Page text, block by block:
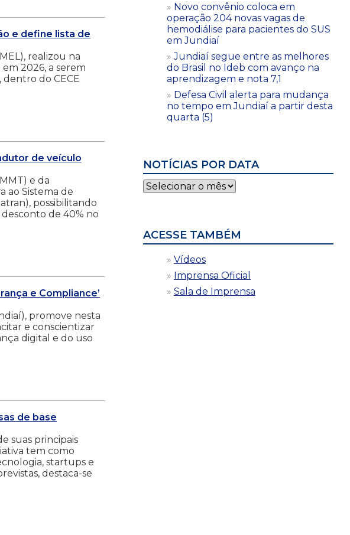
e define lista de
realizou na
2026, a serem
do CECE
de veículo
e da
ao Sistema de
possibilitando
de 40% no
e Compliance’
promove nesta
e conscientizar
digital e do uso
de base
suas principais
tem como
startups e
destaca-se
Novo convênio coloca em
operação 204 novas vagas de
hemodiálise para pacientes do SUS
em Jundiaí
Jundiaí segue entre as melhores
do Brasil no Ideb com avanço na
aprendizagem e nota 7,1
Defesa Civil alerta para mudança
no tempo em Jundiaí a partir desta
quarta (5)
NOTÍCIAS POR DATA
Notícias
por
ACESSE TAMBÉM
Vídeos
Imprensa Oficial
Sala de Imprensa